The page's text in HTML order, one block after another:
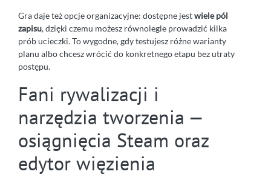
Gra daje też opcje organizacyjne: dostępne jestwiele pól
zapisu, dzięki czemu możesz równolegle prowadzić kilka
prób ucieczki. To wygodne, gdy testujesz różne warianty
planu albo chcesz wrócić do konkretnego etapu bez utraty
postępu.
Fani rywalizacji i
narzędzia tworzenia —
osiągnięcia Steam oraz
edytor więzienia